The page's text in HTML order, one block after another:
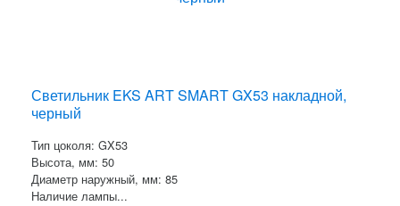
Светильник EKS ART SMART GX53 накладной,
черный
Тип цоколя: GX53
Высота, мм: 50
Диаметр наружный, мм: 85
Наличие лампы...